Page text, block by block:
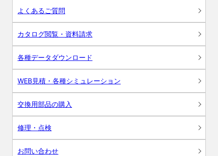
よくあるご質問
カタログ閲覧・資料請求
各種データダウンロード
WEB見積・各種シミュレーション
交換用部品の購入
修理・点検
お問い合わせ